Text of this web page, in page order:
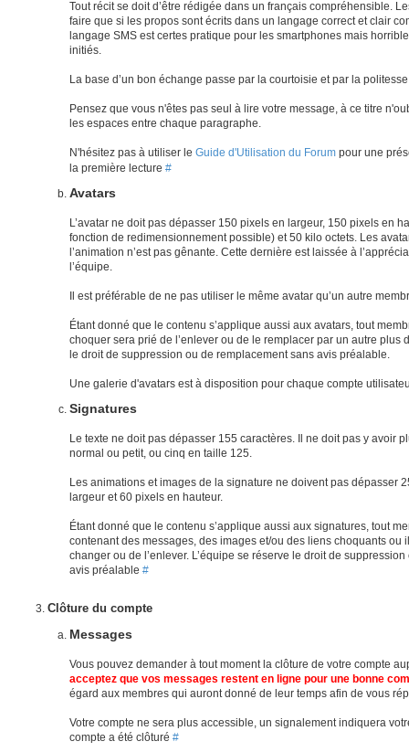
Tout récit se doit d’être rédigée dans un français compréhensible.
faire que si les propos sont écrits dans un langage correct et clair
langage SMS est certes pratique pour les smartphones mais
initiés.
La base d’un bon échange passe par la courtoisie et par la
Pensez que vous n'êtes pas seul à lire votre message, à ce titre
les espaces entre chaque paragraphe.
N'hésitez pas à utiliser le Guide d'Utilisation du Forum pour une
la première lecture #
Avatars
L’avatar ne doit pas dépasser 150 pixels en largeur, 150 pixels en
fonction de redimensionnement possible) et 50 kilo octets. Les
l’animation n’est pas gênante. Cette dernière est laissée à
l’équipe.
Il est préférable de ne pas utiliser le même avatar qu’un autre
Étant donné que le contenu s’applique aussi aux avatars, tout
choquer sera prié de l’enlever ou de le remplacer par un autre plus
le droit de suppression ou de remplacement sans avis préalable.
Une galerie d'avatars est à disposition pour chaque compte
Signatures
Le texte ne doit pas dépasser 155 caractères. Il ne doit pas y avoir
normal ou petit, ou cinq en taille 125.
Les animations et images de la signature ne doivent pas dépasser
largeur et 60 pixels en hauteur.
Étant donné que le contenu s’applique aussi aux signatures, tout
contenant des messages, des images et/ou des liens choquants ou
changer ou de l’enlever. L’équipe se réserve le droit de
avis préalable #
Clôture du compte
Messages
Vous pouvez demander à tout moment la clôture de votre compte
acceptez que vos messages restent en ligne pour une bonne
égard aux membres qui auront donné de leur temps afin de vous
Votre compte ne sera plus accessible, un signalement indiquera
compte a été clôturé #